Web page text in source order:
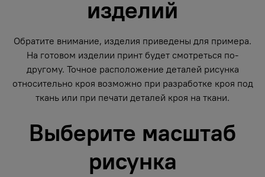
изделий
Обратите внимание, изделия приведены для примера.
На готовом изделии принт будет смотреться по-
другому. Точное расположение деталей рисунка
относительно кроя возможно при разработке кроя под
ткань или при печати деталей кроя на ткани.
Выберите масштаб
рисунка